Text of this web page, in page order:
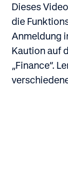
Dieses
die
Anmeldung
Kaution auf
„Finance“.